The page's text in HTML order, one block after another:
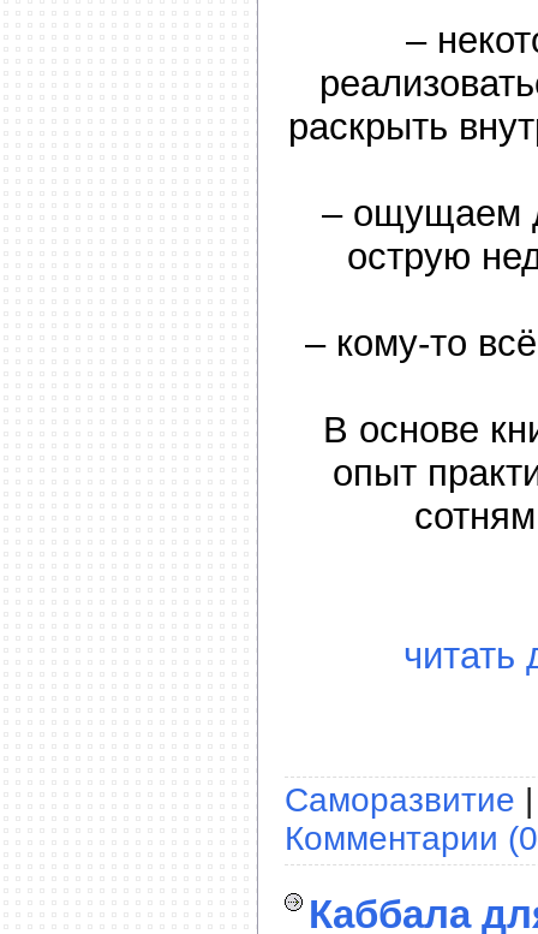
–
раскрыть
– ощущаем
острую
– кому-то
В основе
опыт
читать
Саморазвитие
Комментарии
Каббала